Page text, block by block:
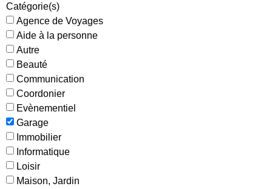
Catégorie(s)
Agence de Voyages
Aide à la personne
Autre
Beauté
Communication
Coordonier
Evènementiel
Garage
Immobilier
Informatique
Loisir
Maison, Jardin